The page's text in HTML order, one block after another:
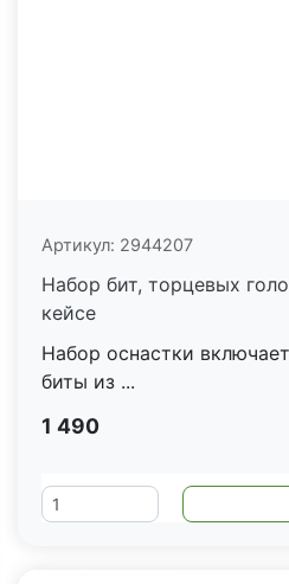
Артикул: 2944207
Набор бит, торцевых
кейсе
Набор оснастки
биты из ...
1 490